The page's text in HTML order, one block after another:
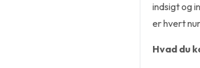
indsigt og
er hvert
Hvad du